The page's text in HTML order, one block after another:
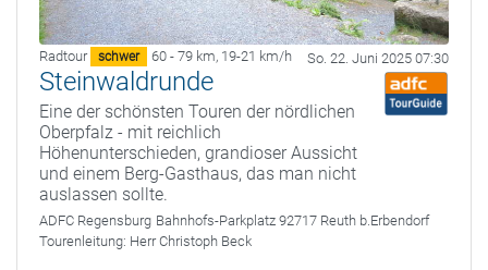
Radtour schwer 60 - 79 km, 19-21 km/h So. 22. Juni 2025 07:30
Steinwaldrunde
Eine der schönsten Touren der nördlichen
Oberpfalz - mit reichlich
Höhenunterschieden, grandioser Aussicht
und einem Berg-Gasthaus, das man nicht
auslassen sollte.
ADFC Regensburg Bahnhofs-Parkplatz 92717 Reuth b.Erbendorf
Tourenleitung: Herr Christoph Beck